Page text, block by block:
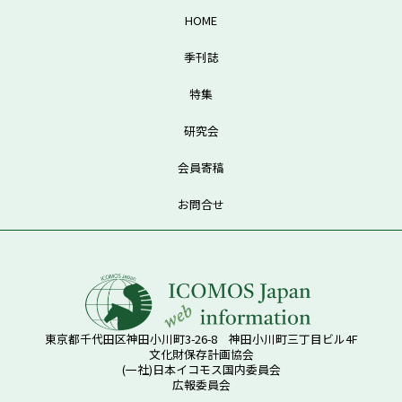
HOME
季刊誌
特集
研究会
会員寄稿
お問合せ
東京都千代田区神田小川町3-26-8 神田小川町三丁目ビル4F
文化財保存計画協会
(一社)日本イコモス国内委員会
広報委員会